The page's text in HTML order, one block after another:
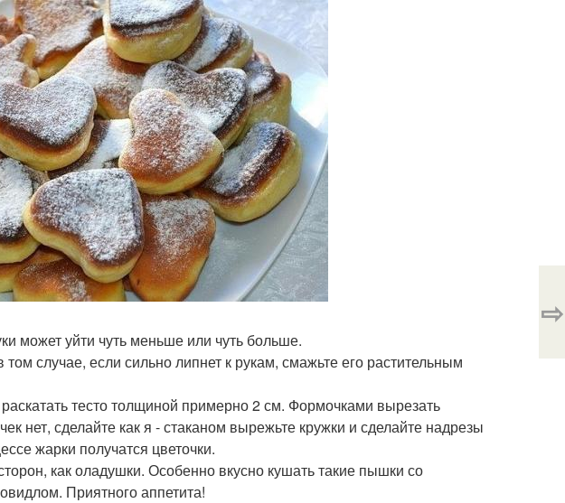
может уйти чуть меньше или чуть больше.
случае, если сильно липнет к рукам, смажьте его растительным
тесто толщиной примерно 2 см. Формочками вырезать
нет, сделайте как я - стаканом вырежьте кружки и сделайте надрезы
жарки получатся цветочки.
как оладушки. Особенно вкусно кушать такие пышки со
Приятного аппетита!
⇨